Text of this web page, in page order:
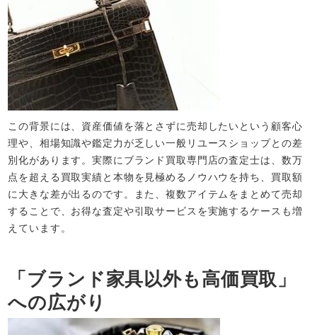
この背景には、資産価値を落とさずに売却したいという顧客心
理や、相場知識や鑑定力が乏しい一般リユースショップとの差
別化があります。実際にブランド買取専門店の査定士は、数万
点を超える買取実績と本物を見極めるノウハウを持ち、買取額
に大きな差が出るのです。また、複数アイテムをまとめて売却
することで、お得な査定や引取サービスを実施するケースも増
えています。​
「ブランド家具以外も高価買取」
への広がり